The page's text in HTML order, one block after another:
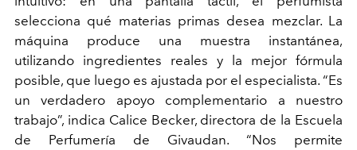
selecciona qué materias primas desea mezclar. La
máquina produce una muestra instantánea,
utilizando ingredientes reales y la mejor fórmula
posible, que luego es ajustada por el especialista. “Es
un verdadero apoyo complementario a nuestro
trabajo”, indica Calice Becker, directora de la Escuela
de Perfumería de Givaudan. “Nos permite